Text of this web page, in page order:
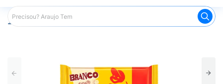
Araujo Mercado Tablete de Chocolate